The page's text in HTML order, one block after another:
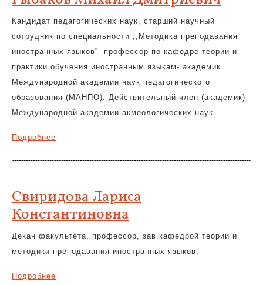
Кандидат педагогических наук, старший научный
сотрудник по специальности ,,Методика преподавания
иностранных языков”- профессор по кафедре теории и
практики обучения иностранным языкам- академик
Международной академии наук педагогического
образования (МАНПО). Действительный член (академик)
Международной академии акмеологических наук.
Подробнее
Свиридова Лариса
Константиновна
Декан факультета, профессор, зав.кафедрой теории и
методики преподавания иностранных языков.
Подробнее